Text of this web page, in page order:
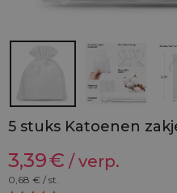
5 stuks Katoenen
3,39€ / verp.
0,68 € / st.